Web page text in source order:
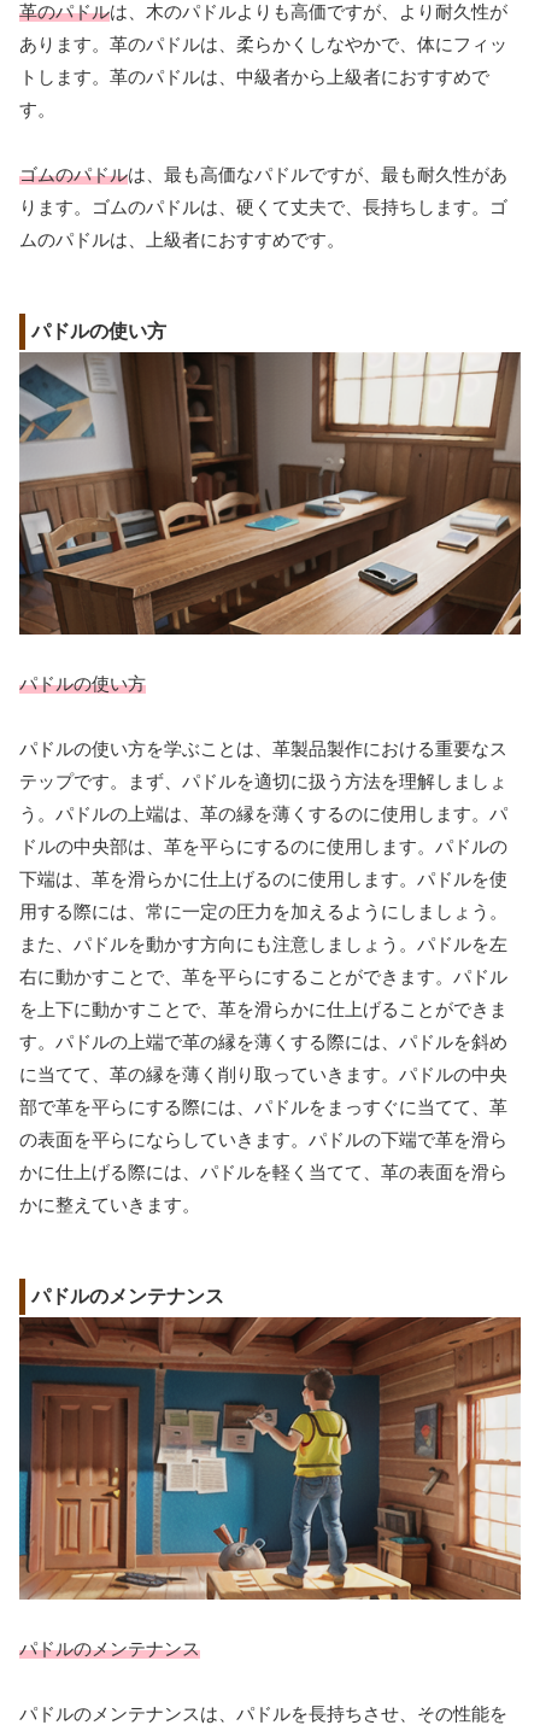
革のパドルは、木のパドルよりも高価ですが、より耐久性が
あります。革のパドルは、柔らかくしなやかで、体にフィッ
トします。革のパドルは、中級者から上級者におすすめで
す。
ゴムのパドルは、最も高価なパドルですが、最も耐久性があ
ります。ゴムのパドルは、硬くて丈夫で、長持ちします。ゴ
ムのパドルは、上級者におすすめです。
パドルの使い方
パドルの使い方
パドルの使い方を学ぶことは、革製品製作における重要なス
テップです。まず、パドルを適切に扱う方法を理解しましょ
う。パドルの上端は、革の縁を薄くするのに使用します。パ
ドルの中央部は、革を平らにするのに使用します。パドルの
下端は、革を滑らかに仕上げるのに使用します。パドルを使
用する際には、常に一定の圧力を加えるようにしましょう。
また、パドルを動かす方向にも注意しましょう。パドルを左
右に動かすことで、革を平らにすることができます。パドル
を上下に動かすことで、革を滑らかに仕上げることができま
す。パドルの上端で革の縁を薄くする際には、パドルを斜め
に当てて、革の縁を薄く削り取っていきます。パドルの中央
部で革を平らにする際には、パドルをまっすぐに当てて、革
の表面を平らにならしていきます。パドルの下端で革を滑ら
かに仕上げる際には、パドルを軽く当てて、革の表面を滑ら
かに整えていきます。
パドルのメンテナンス
パドルのメンテナンス
パドルのメンテナンスは、パドルを長持ちさせ、その性能を